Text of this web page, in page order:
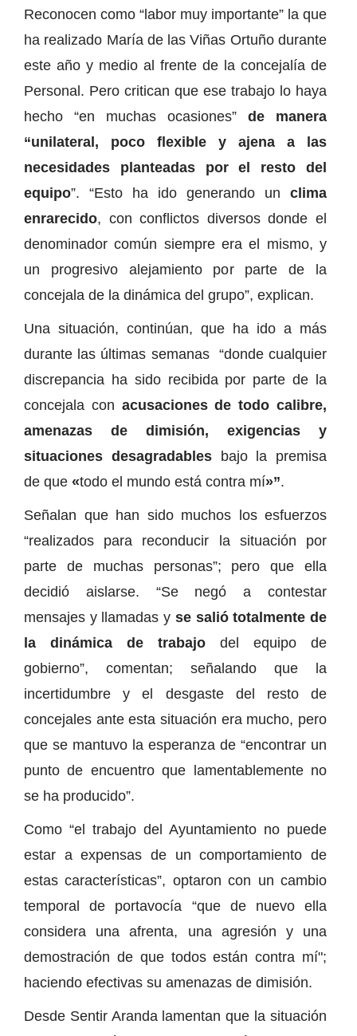
Reconocen como “labor muy importante” la que
ha realizado María de las Viñas Ortuño durante
este año y medio al frente de la concejalía de
Personal. Pero critican que ese trabajo lo haya
hecho “en muchas ocasiones” de manera
“unilateral, poco flexible y ajena a las
necesidades planteadas por el resto del
equipo”. “Esto ha ido generando un clima
enrarecido, con conflictos diversos donde el
denominador común siempre era el mismo, y
un progresivo alejamiento por parte de la
concejala de la dinámica del grupo”, explican.
Una situación, continúan, que ha ido a más
durante las últimas semanas “donde cualquier
discrepancia ha sido recibida por parte de la
concejala con acusaciones de todo calibre,
amenazas de dimisión, exigencias y
situaciones desagradablesbajo la premisa
de que «todo el mundo está contra mí»”.
Señalan que han sido muchos los esfuerzos
“realizados para reconducir la situación por
parte de muchas personas”; pero que ella
decidió aislarse. “Se negó a contestar
mensajes y llamadas y se salió totalmente de
la dinámica de trabajo del equipo de
gobierno”, comentan; señalando que la
incertidumbre y el desgaste del resto de
concejales ante esta situación era mucho, pero
que se mantuvo la esperanza de “encontrar un
punto de encuentro que lamentablemente no
se ha producido”.
Como “el trabajo del Ayuntamiento no puede
estar a expensas de un comportamiento de
estas características”, optaron con un cambio
temporal de portavocía “que de nuevo ella
considera una afrenta, una agresión y una
demostración de que todos están contra mí";
haciendo efectivas su amenazas de dimisión.
Desde Sentir Aranda lamentan que la situación